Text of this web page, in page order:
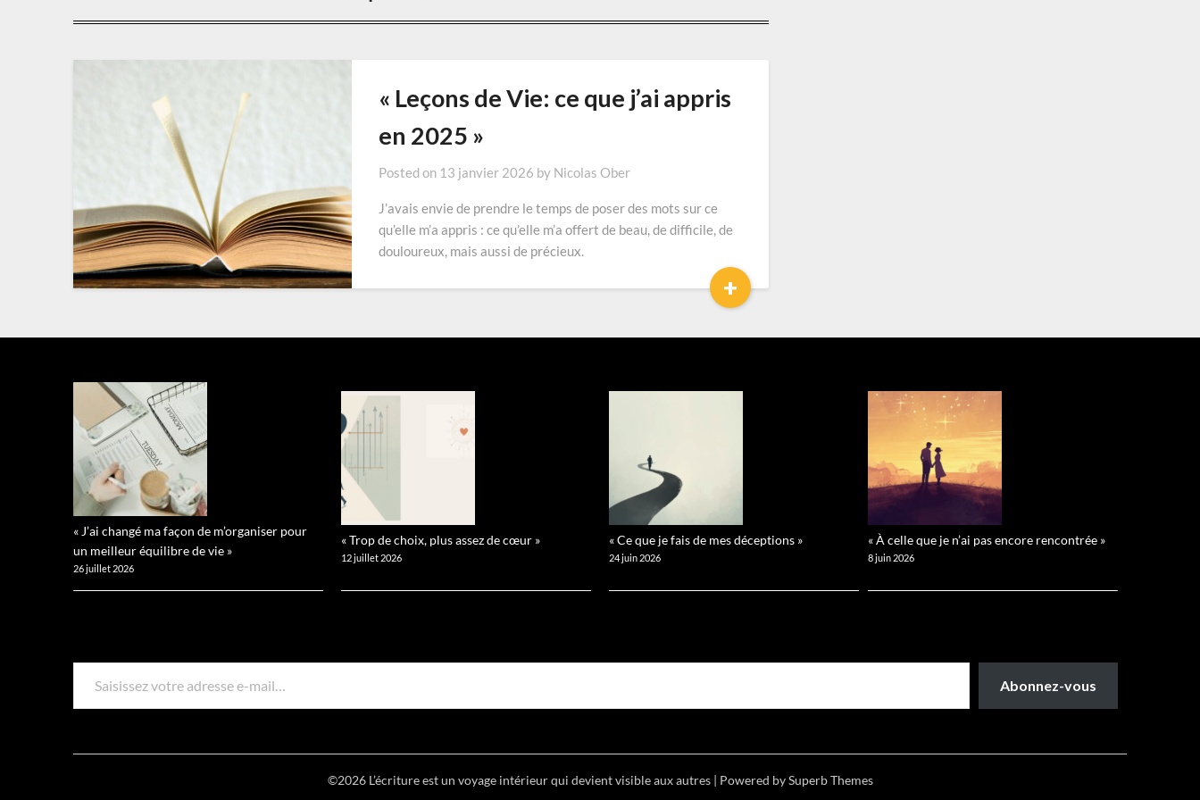
« Leçons de Vie: ce que j’ai appris
en 2025 »
Posted on 13 janvier 2026 by Nicolas Ober
J’avais envie de prendre le temps de poser des mots sur ce
qu’elle m’a appris : ce qu’elle m’a offert de beau, de difficile, de
douloureux, mais aussi de précieux.
+
« J’ai changé ma façon de m’organiser pour
un meilleur équilibre de vie »
26 juillet 2026
« Trop de choix, plus assez de cœur »
12 juillet 2026
« Ce que je fais de mes déceptions »
24 juin 2026
« À celle que je n’ai pas encore rencontrée »
8 juin 2026
SAISISSEZ VOTRE ADRESSE E-MAIL…
Abonnez-vous
©2026 L’écriture est un voyage intérieur qui devient visible aux autres | Powered bySuperb Themes